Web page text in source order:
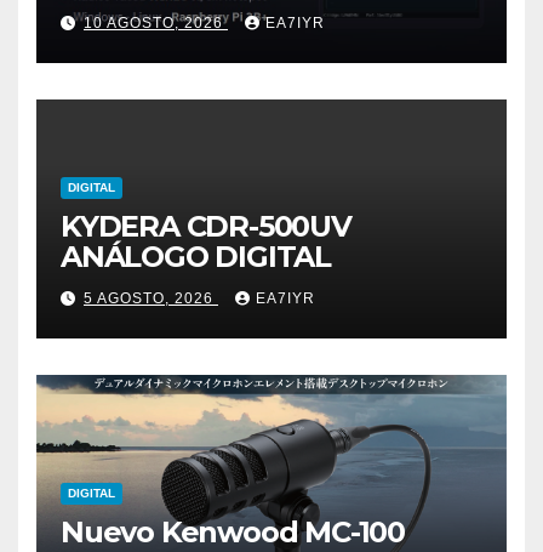
10 AGOSTO, 2026 EA7IYR
DIGITAL
KYDERA CDR-500UV
ANÁLOGO DIGITAL
5 AGOSTO, 2026 EA7IYR
DIGITAL
Nuevo Kenwood MC-100